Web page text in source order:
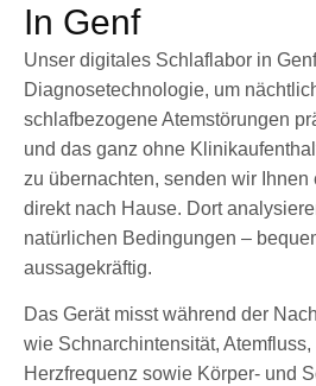
In Genf
Unser digitales Schlaflabor in
Diagnosetechnologie, um
schlafbezogene Atemstörungen
und das ganz ohne
zu übernachten, senden wir Ihnen
direkt nach Hause. Dort
natürlichen Bedingungen –
aussagekräftig.
Das Gerät misst während der
wie Schnarchintensität,
Herzfrequenz sowie Körper- und